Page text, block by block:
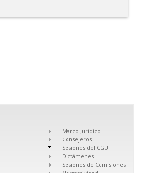
Marco Jurídico
Consejeros
Sesiones del CGU
Dictámenes
Sesiones de Comisiones